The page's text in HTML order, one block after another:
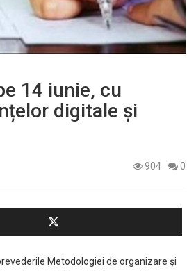
14 iunie, cu
digitale și
904 0
Metodologiei de organizare şi